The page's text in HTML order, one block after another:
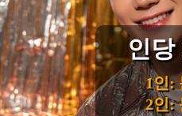
인당
1인:
2인: